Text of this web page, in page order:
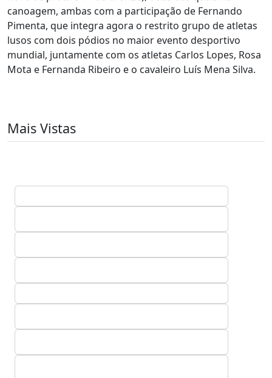
canoagem, ambas com a participação de Fernando
Pimenta, que integra agora o restrito grupo de atletas
lusos com dois pódios no maior evento desportivo
mundial, juntamente com os atletas Carlos Lopes, Rosa
Mota e Fernanda Ribeiro e o cavaleiro Luís Mena Silva.
Mais Vistas